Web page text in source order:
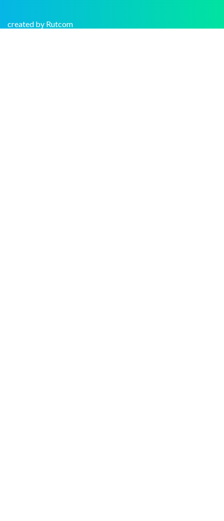
created by Rutcom